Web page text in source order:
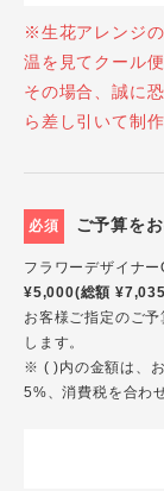
※生花アレンジ
温を見てクール
その場合、誠に
ら差し引いて制
必須 ご予算を
フラワーデザイナ
¥5,000(総額
お客様ご指定のご
します。
※ ( )内の金額は、
5%、消費税を合わ